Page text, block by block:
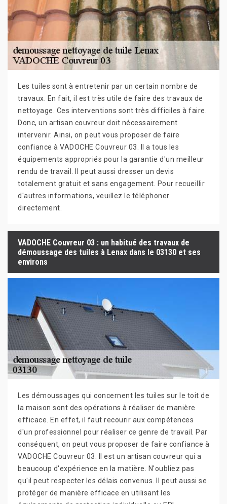
Les tuiles sont à entretenir par un certain nombre de
travaux. En fait, il est très utile de faire des travaux de
nettoyage. Ces interventions sont très difficiles à faire.
Donc, un artisan couvreur doit nécessairement
intervenir. Ainsi, on peut vous proposer de faire
confiance à VADOCHE Couvreur 03. Il a tous les
équipements appropriés pour la garantie d'un meilleur
rendu de travail. Il peut aussi dresser un devis
totalement gratuit et sans engagement. Pour recueillir
d'autres informations, veuillez le téléphoner
directement.
VADOCHE Couvreur 03 : un habitué des travaux de
démoussage des tuiles à Lenax dans le 03130 et ses
environs
Les démoussages qui concernent les tuiles sur le toit de
la maison sont des opérations à réaliser de manière
efficace. En effet, il faut recourir aux compétences
d'un professionnel pour réaliser ce genre de travail. Par
conséquent, on peut vous proposer de faire confiance à
VADOCHE Couvreur 03. Il est un artisan couvreur qui a
beaucoup d'expérience en la matière. N'oubliez pas
qu'il peut respecter les délais convenus. Il peut aussi se
protéger de manière efficace en utilisant les